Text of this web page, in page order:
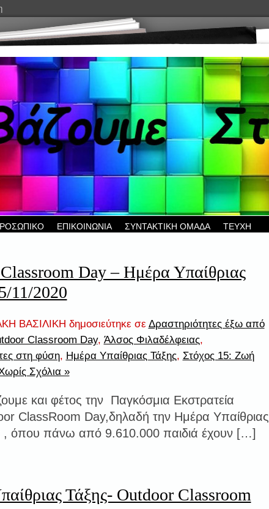
ΕΠΙΚΟΙΝΩΝΙΑ ΣΥΝΤΑΚΤΙΚΗ ΟΜΑΔΑ ΤΕΥΧΗ
Day – Ημέρα Υπαίθριας
11/2020
ΒΑΣΙΛΙΚΗ δημοσιεύτηκε σε Δραστηριότητες έξω από
Classroom Day, Άλσος Φιλαδέλφειας,
στη φύση, Ημέρα Υπαίθριας Τάξης, Στόχος 15: Ζωή
Σχόλια »
και φέτος την Παγκόσμια Εκστρατεία
ClassRoom Day,δηλαδή την Ημέρα Υπαίθριας
, όπου πάνω από 9.610.000 παιδιά έχουν […]
Τάξης- Outdoor Classroom